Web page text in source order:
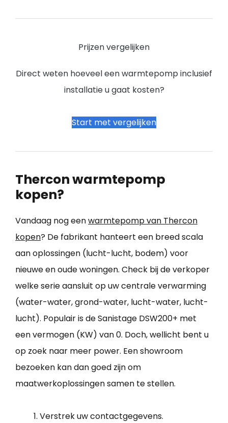
Prijzen vergelijken
Direct weten hoeveel een warmtepomp inclusief
installatie u gaat kosten?
Start met vergelijken
Thercon warmtepomp
kopen?
Vandaag nog eenwarmtepomp van Thercon
kopen? De fabrikant hanteert een breed scala
aan oplossingen (lucht-lucht, bodem) voor
nieuwe en oude woningen. Check bij de verkoper
welke serie aansluit op uw centrale verwarming
(water-water, grond-water, lucht-water, lucht-
lucht). Populair is de Sanistage DSW200+ met
een vermogen (KW) van 0. Doch, wellicht bent u
op zoek naar meer power. Een showroom
bezoeken kan dan goed zijn om
maatwerkoplossingen samen te stellen.
Verstrek uw contactgegevens.